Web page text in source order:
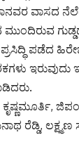
ವಾಸದ
ಪಡೆದ
ರೆಡ್ಡಿ, ಲಕ್ಷ್ಮಣ